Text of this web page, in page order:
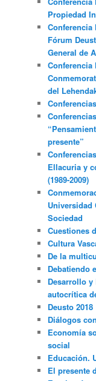
Propiedad
Fórum
General de
Conferencia
del
presente”
Ellacuria y
(1989-2009)
Universidad
Sociedad
Cuestiones
Cultura
De la
Debatiendo
Desarrollo
autocrítica
Deusto 2018
Diálogos
Economía
social
Educación.
El presente